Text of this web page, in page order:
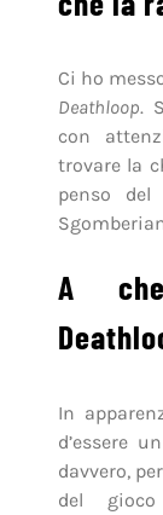
Ci ho
Deathloop.
con
trovare la
penso
A
In
d’essere
davvero,
del gioco